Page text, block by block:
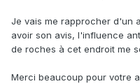
Je vais me rapprocher d'un
avoir son avis, l'influence
de roches à cet endroit me
Merci beaucoup pour votre